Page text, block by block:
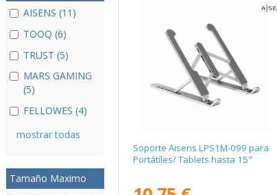
AISENS (11)
TOOQ (6)
TRUST (5)
MARS GAMING
(5)
FELLOWES (4)
mostrar todas
Tamaño Maximo
Soporte Aisens LPS1M-099 para
Portátiles/ Tablets hasta 15"